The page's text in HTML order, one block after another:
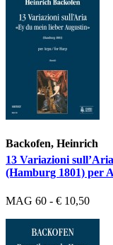
Backofen, Heinrich
13 Variazioni
(Hamburg 1801) per
MAG 60 - € 10,50